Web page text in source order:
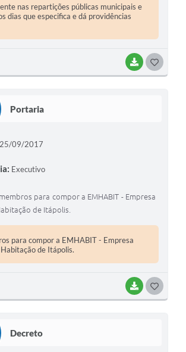
BAIXAR
nas repartições públicas municipais e
dias que especifica e dá providências
Portaria
BAIXAR
25/09/2017
Executivo
para compor a EMHABIT - Empresa
de Itápolis.
para compor a EMHABIT - Empresa
de Itápolis.
Decreto